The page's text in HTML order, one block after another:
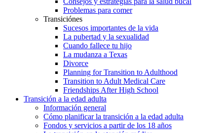
Problemas para comer
Transiciónes
Sucesos importantes de la vida
La pubertad y la sexualidad
Cuando fallece tu hijo
La mudanza a Texas
Divorce
Planning for Transition to Adulthood
Transition to Adult Medical Care
Friendships After High School
Transición a la edad adulta
Información general
Cómo planificar la transición a la edad adulta
Fondos y servicios a partir de los 18 años